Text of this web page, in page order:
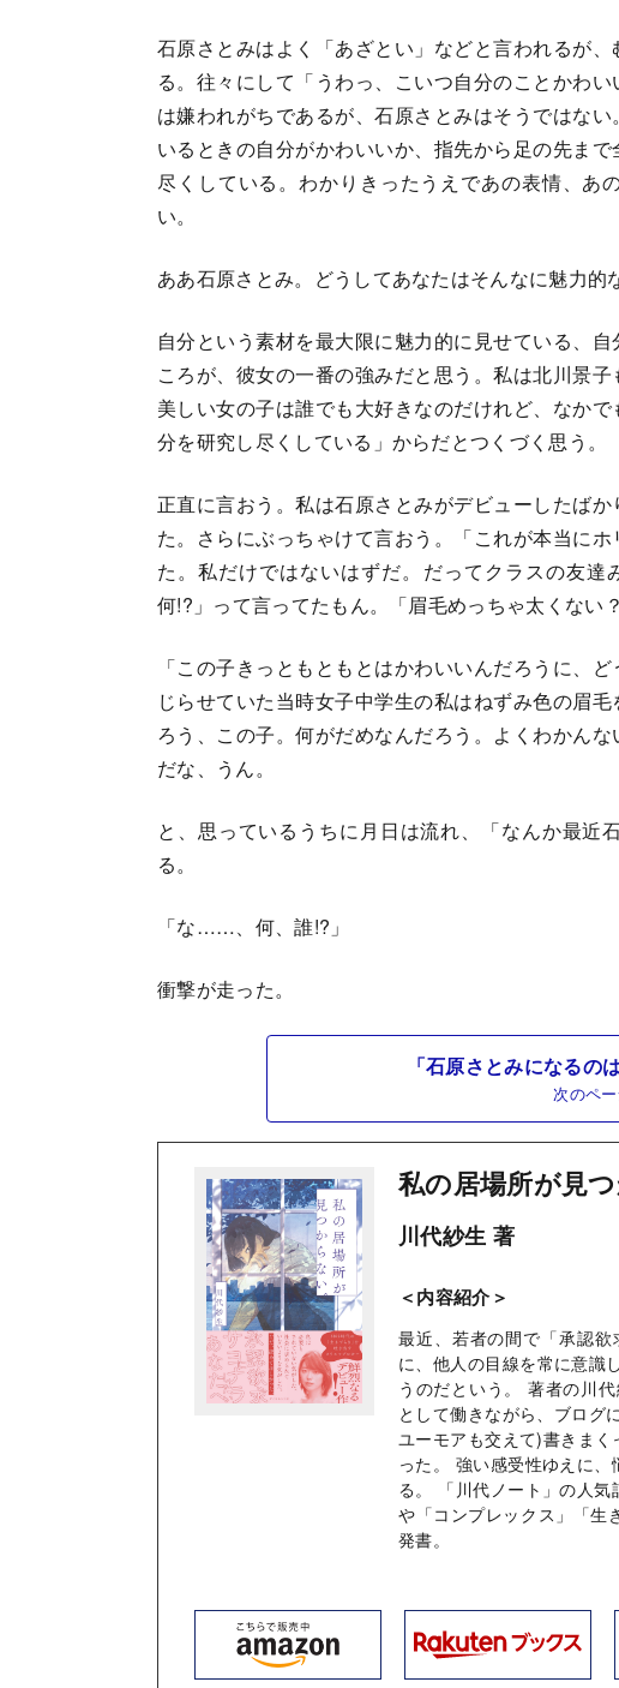
石原さとみはよく「あざとい」などと言われるが
る。往々にして「うわっ、こいつ自分のことかわ
は嫌われがちであるが、石原さとみはそうではな
いるときの自分がかわいいか、指先から足の先ま
尽くしている。わかりきったうえであの表情、あ
い。
ああ石原さとみ。どうしてあなたはそんなに魅力的
自分という素材を最大限に魅力的に見せている、
ころが、彼女の一番の強みだと思う。私は北川景
美しい女の子は誰でも大好きなのだけれど、なか
分を研究し尽くしている」からだとつくづく思う。
正直に言おう。私は石原さとみがデビューしたば
た。さらにぶっちゃけて言おう。「これが本当に
た。私だけではないはずだ。だってクラスの友
何!?」って言ってたもん。「眉毛めっちゃ太くない
「この子きっともともとはかわいいんだろうに、
じらせていた当時女子中学生の私はねずみ色の眉
ろう、この子。何がだめなんだろう。よくわかん
だな、うん。
と、思っているうちに月日は流れ、「なんか最近
る。
「な……、何、誰!?」
衝撃が走った。
「石原さとみになるの
次のペ
私の居場所が見つ
川代紗生 著
＜内容紹介＞
最近、若者の間で「承認
に、他人の目線を常に意識
うのだという。 著者の川
として働きながら、ブログ
ユーモアも交えて)書きま
った。 強い感受性ゆえに
る。 「川代ノート」の人気
や「コンプレックス」「生
発書。